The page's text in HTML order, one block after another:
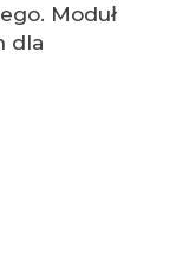
Moduł
dla